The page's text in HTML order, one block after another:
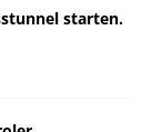
starten.